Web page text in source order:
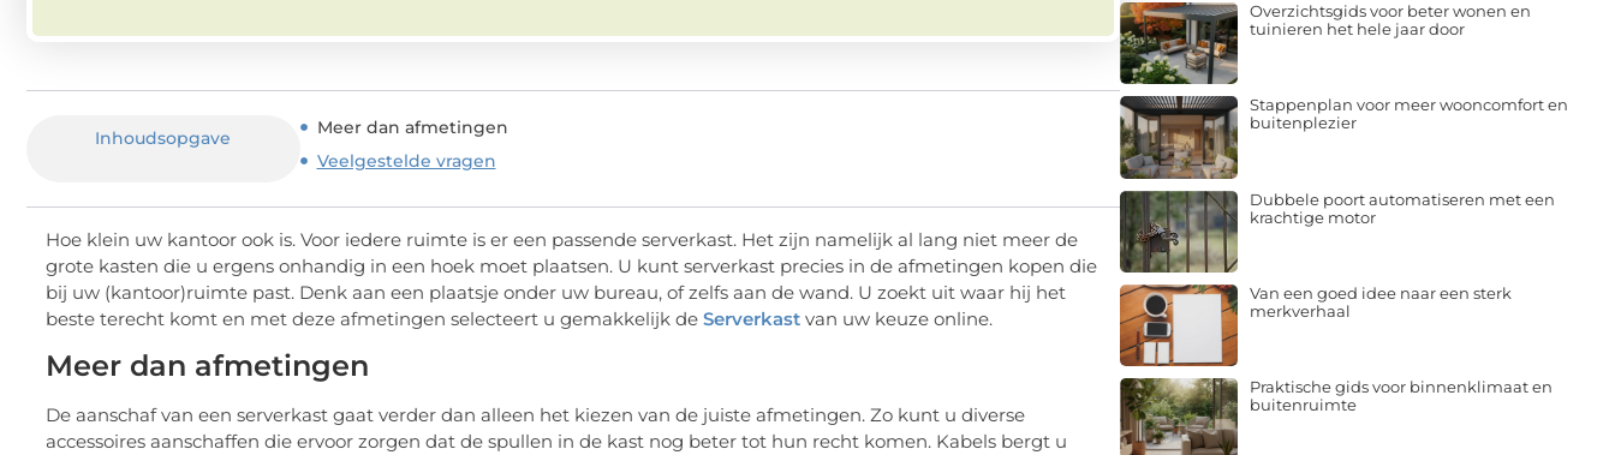
Inhoudsopgave
Meer dan afmetingen
Veelgestelde vragen
Hoe klein uw kantoor ook is. Voor iedere ruimte is er een passende serverkast. Het zijn namelijk al lang niet meer de
grote kasten die u ergens onhandig in een hoek moet plaatsen. U kunt serverkast precies in de afmetingen kopen die
bij uw (kantoor)ruimte past. Denk aan een plaatsje onder uw bureau, of zelfs aan de wand. U zoekt uit waar hij het
beste terecht komt en met deze afmetingen selecteert u gemakkelijk de Serverkast van uw keuze online.
Meer dan afmetingen
De aanschaf van een serverkast gaat verder dan alleen het kiezen van de juiste afmetingen. Zo kunt u diverse
accessoires aanschaffen die ervoor zorgen dat de spullen in de kast nog beter tot hun recht komen. Kabels bergt u
Overzichtsgids voor beter wonen en
tuinieren het hele jaar door
Stappenplan voor meer wooncomfort en
buitenplezier
Dubbele poort automatiseren met een
krachtige motor
Van een goed idee naar een sterk
merkverhaal
Praktische gids voor binnenklimaat en
buitenruimte